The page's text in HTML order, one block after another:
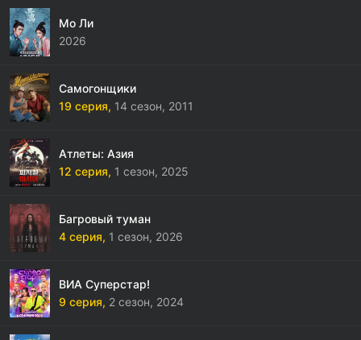
Мо Ли
2026
Самогонщики
19 серия, 14 сезон, 2011
Атлеты: Азия
12 серия, 1 сезон, 2025
Багровый туман
4 серия, 1 сезон, 2026
ВИА Суперстар!
9 серия, 2 сезон, 2024